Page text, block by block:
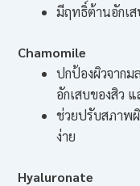
มีฤทธิ์ต้านอักเ
Chamomile
ปกป้องผิวจากม
อักเสบของสิว
ช่วยปรับสภาพ
ง่าย
Hyaluronate